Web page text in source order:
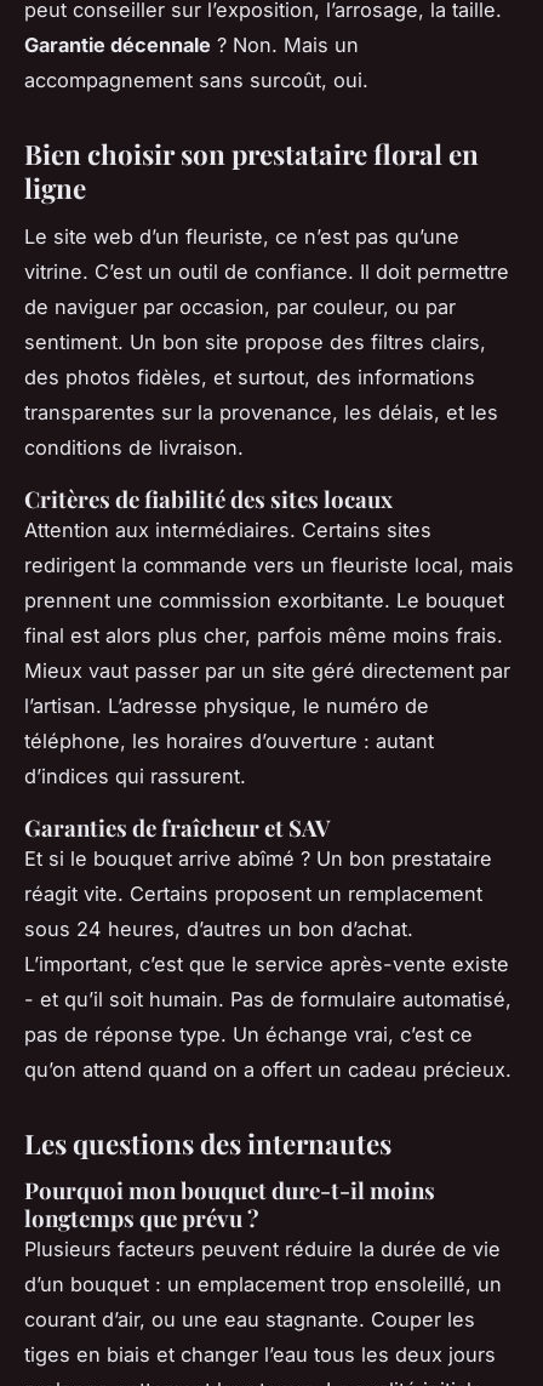
peut conseiller sur l’exposition, l’arrosage, la taille.
Garantie décennale ? Non. Mais un
accompagnement sans surcoût, oui.
Bien choisir son prestataire floral en
ligne
Le site web d’un fleuriste, ce n’est pas qu’une
vitrine. C’est un outil de confiance. Il doit permettre
de naviguer par occasion, par couleur, ou par
sentiment. Un bon site propose des filtres clairs,
des photos fidèles, et surtout, des informations
transparentes sur la provenance, les délais, et les
conditions de livraison.
Critères de fiabilité des sites locaux
Attention aux intermédiaires. Certains sites
redirigent la commande vers un fleuriste local, mais
prennent une commission exorbitante. Le bouquet
final est alors plus cher, parfois même moins frais.
Mieux vaut passer par un site géré directement par
l’artisan. L’adresse physique, le numéro de
téléphone, les horaires d’ouverture : autant
d’indices qui rassurent.
Garanties de fraîcheur et SAV
Et si le bouquet arrive abîmé ? Un bon prestataire
réagit vite. Certains proposent un remplacement
sous 24 heures, d’autres un bon d’achat.
L’important, c’est que le service après-vente existe
- et qu’il soit humain. Pas de formulaire automatisé,
pas de réponse type. Un échange vrai, c’est ce
qu’on attend quand on a offert un cadeau précieux.
Les questions des internautes
Pourquoi mon bouquet dure-t-il moins
longtemps que prévu ?
Plusieurs facteurs peuvent réduire la durée de vie
d’un bouquet : un emplacement trop ensoleillé, un
courant d’air, ou une eau stagnante. Couper les
tiges en biais et changer l’eau tous les deux jours